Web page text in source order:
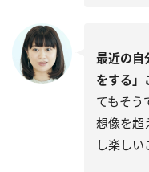
最近の自
をする」
てもそう
想像を超
し楽しい